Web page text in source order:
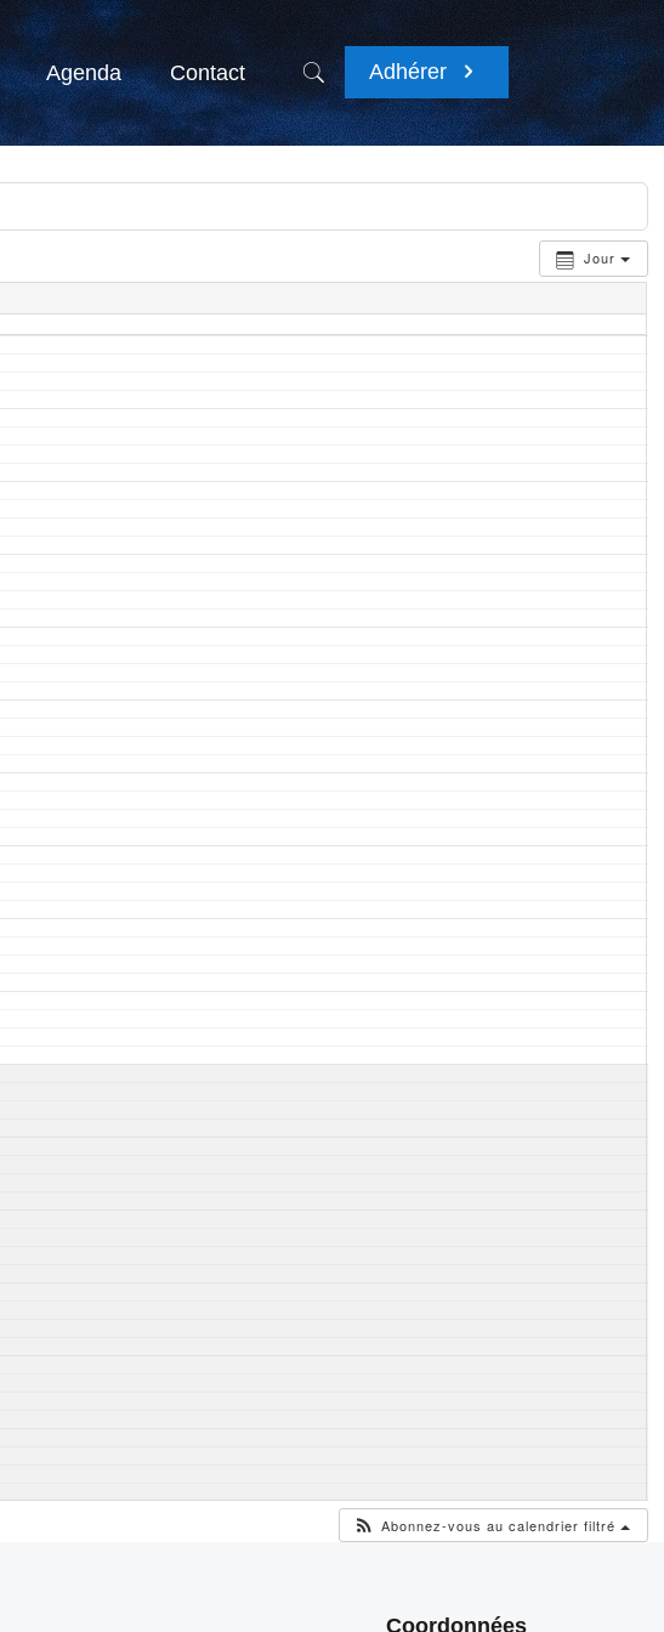
Agenda Contact Adhérer
Jour
Abonnez-vous au calendrier filtré
Coordonnées